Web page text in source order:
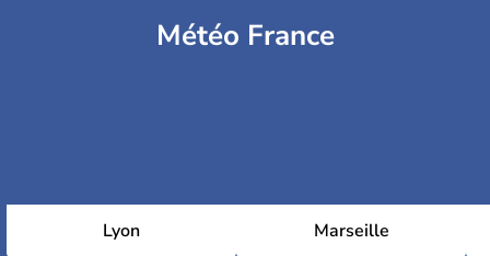
Météo France
Lyon Marseille